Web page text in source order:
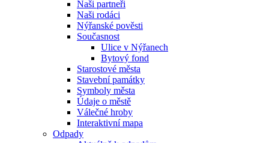
Naši partneři
Naši rodáci
Nýřanské pověsti
Současnost
Ulice v Nýřanech
Bytový fond
Starostové města
Stavební památky
Symboly města
Údaje o městě
Válečné hroby
Interaktivní mapa
Odpady